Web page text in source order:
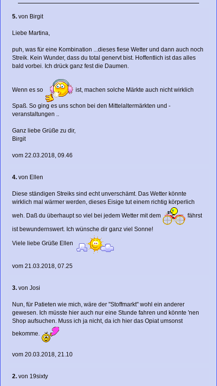
5. von Birgit
Liebe Martina,
puh, was für eine Kombination ...dieses fiese Wetter und dann auch noch
Streik. Kein Wunder, dass du total genervt bist. Hoffentlich ist das alles
bald vorbei. Ich drück ganz fest die Daumen.
Wenn es so ist, machen solche Märkte auch nicht wirklich
Spaß. So ging es uns schon bei den Mittelaltermärkten und -
veranstaltungen ..
Ganz liebe Grüße zu dir,
Birgit
vom 22.03.2018, 09.46
4. von Ellen
Diese ständigen Streiks sind echt unverschämt. Das Wetter könnte
wirklich mal wärmer werden, dieses Eisige tut einem richtig körperlich
weh. Daß du überhaupt so viel bei jedem Wetter mit dem
fährst
ist bewundernswert. Ich wünsche dir ganz viel Sonne!
Viele liebe Grüße Ellen
vom 21.03.2018, 07.25
3. von Josi
Nun, für Patieten wie mich, wäre der "Stoffmarkt" wohl ein anderer
gewesen. Ich müsste hier auch nur eine Stunde fahren und könnte 'nen
Shop aufsuchen. Muss ich ja nicht, da ich hier das Opiat umsonst
bekomme.
vom 20.03.2018, 21.10
2. von 19sixty